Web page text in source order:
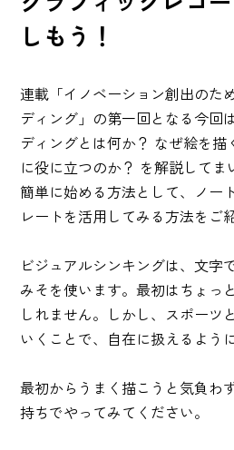
しもう！
連載「イノベーション創出のた
ディング」の第一回となる今回
ディングとは何か？ なぜ絵を
に役に立つのか？ を解説してま
簡単に始める方法として、ノー
レートを活用してみる方法をご
ビジュアルシンキングは、文字
みそを使います。最初はちょっ
しれません。しかし、スポーツ
いくことで、自在に扱えるよう
最初からうまく描こうと気負わ
持ちでやってみてください。